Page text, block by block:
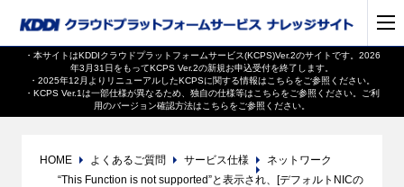
・本サイトはKDDIクラウドプラットフォームサービス(KCPS)Ver.2のサイトです。2026
年3月31日をもってKCPS Ver.2の新規お申込受付を終了します。
・2025年12月よりリニューアルしたKCPSに関する情報は こちらをご参照ください。
・KCPS Ver.1は一部仕様が異なるため、独自の仕様等は こちらをご参照ください。ご利
用のバージョン確認方法は こちらをご参照ください。
HOME よくあるご質問 サービス仕様
ネットワーク
“This Function is not supported”と表示され、[デフォルトNICの